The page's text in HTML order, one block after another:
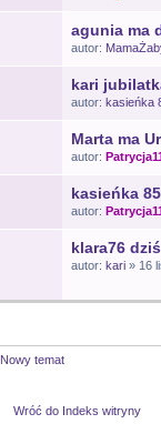
agunia ma
autor:
kari
autor: kasieńka
Marta ma
autor:
kasieńka
autor:
klara76
autor: kari » 16
Nowy temat
Wróć do Indeks witryny